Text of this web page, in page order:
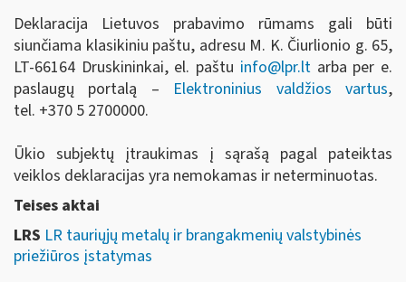
Deklaracija Lietuvos prabavimo rūmams gali būti
siunčiama klasikiniu paštu, adresu M. K. Čiurlionio g. 65,
LT-66164 Druskininkai, el. paštu info@lpr.ltarba per e.
paslaugų portalą – Elektroninius valdžios vartus,
tel. +370 5 2700000.
Ūkio subjektų įtraukimas į sąrašą pagal pateiktas
veiklos deklaracijas yra nemokamas ir neterminuotas.
Teises aktai
LRS LR tauriųjų metalų ir brangakmenių valstybinės
priežiūros įstatymas